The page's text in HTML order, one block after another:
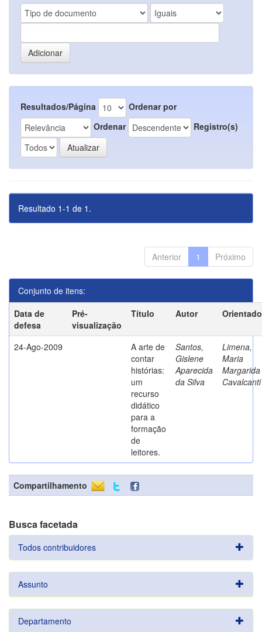
Resultados/Página
Ordenar por
Ordenar
Registro(s)
Resultado 1-1 de 1.
Anterior 1 Próximo
Conjunto de itens:
Data de
defesa
Pré-
visualização
Título Autor
24-Ago-2009
A arte de
contar
histórias:
um
recurso
didático
para a
formação
de
leitores.
Santos,
Gislene
Aparecida
da Silva
Limena,
Maria
Margarida
Cavalcanti
Compartilhamento
Busca facetada
Todos contribuidores
Assunto
Departamento